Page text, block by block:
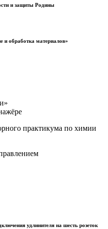
и защиты Родины
и обработка материалов»
практикума по химии
удлинителя на шесть розеток